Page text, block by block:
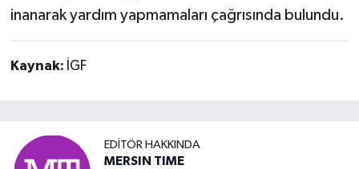
inanarak yardım yapmamaları çağrısında bulundu.
Kaynak: İGF
EDITÖR HAKKINDA
MERSIN TIME